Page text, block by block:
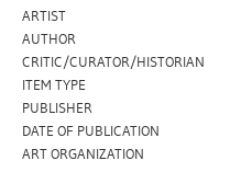
ARTIST
AUTHOR
CRITIC/CURATOR/HISTORIAN
ITEM TYPE
PUBLISHER
DATE OF PUBLICATION
ART ORGANIZATION